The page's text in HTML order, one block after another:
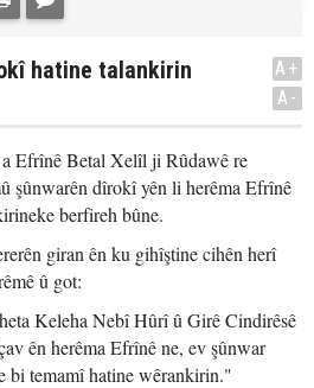
hatine talankirin
A+
A-
Efrînê Betal Xelîl ji Rûdawê re
şûnwarên dîrokî yên li herêma Efrînê
berfireh bûne.
giran ên ku gihîştine cihên herî
û got:
Keleha Nebî Hûrî û Girê Cindirêsê
ên herêma Efrînê ne, ev şûnwar
bi temamî hatine wêrankirin."